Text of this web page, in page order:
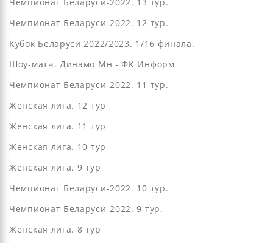
Чемпионат Беларуси-2022. 12 тур.
Кубок Беларуси 2022/2023. 1/16 финала.
Шоу-матч. Динамо Мн - ФК Информ
Чемпионат Беларуси-2022. 11 тур.
Женская лига. 12 тур
Женская лига. 11 тур
Женская лига. 10 тур
Женская лига. 9 тур
Чемпионат Беларуси-2022. 10 тур.
Чемпионат Беларуси-2022. 9 тур.
Женская лига. 8 тур